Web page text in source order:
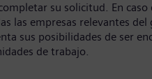
su solicitud. En caso
las empresas relevantes
sus posibilidades de ser
de trabajo.